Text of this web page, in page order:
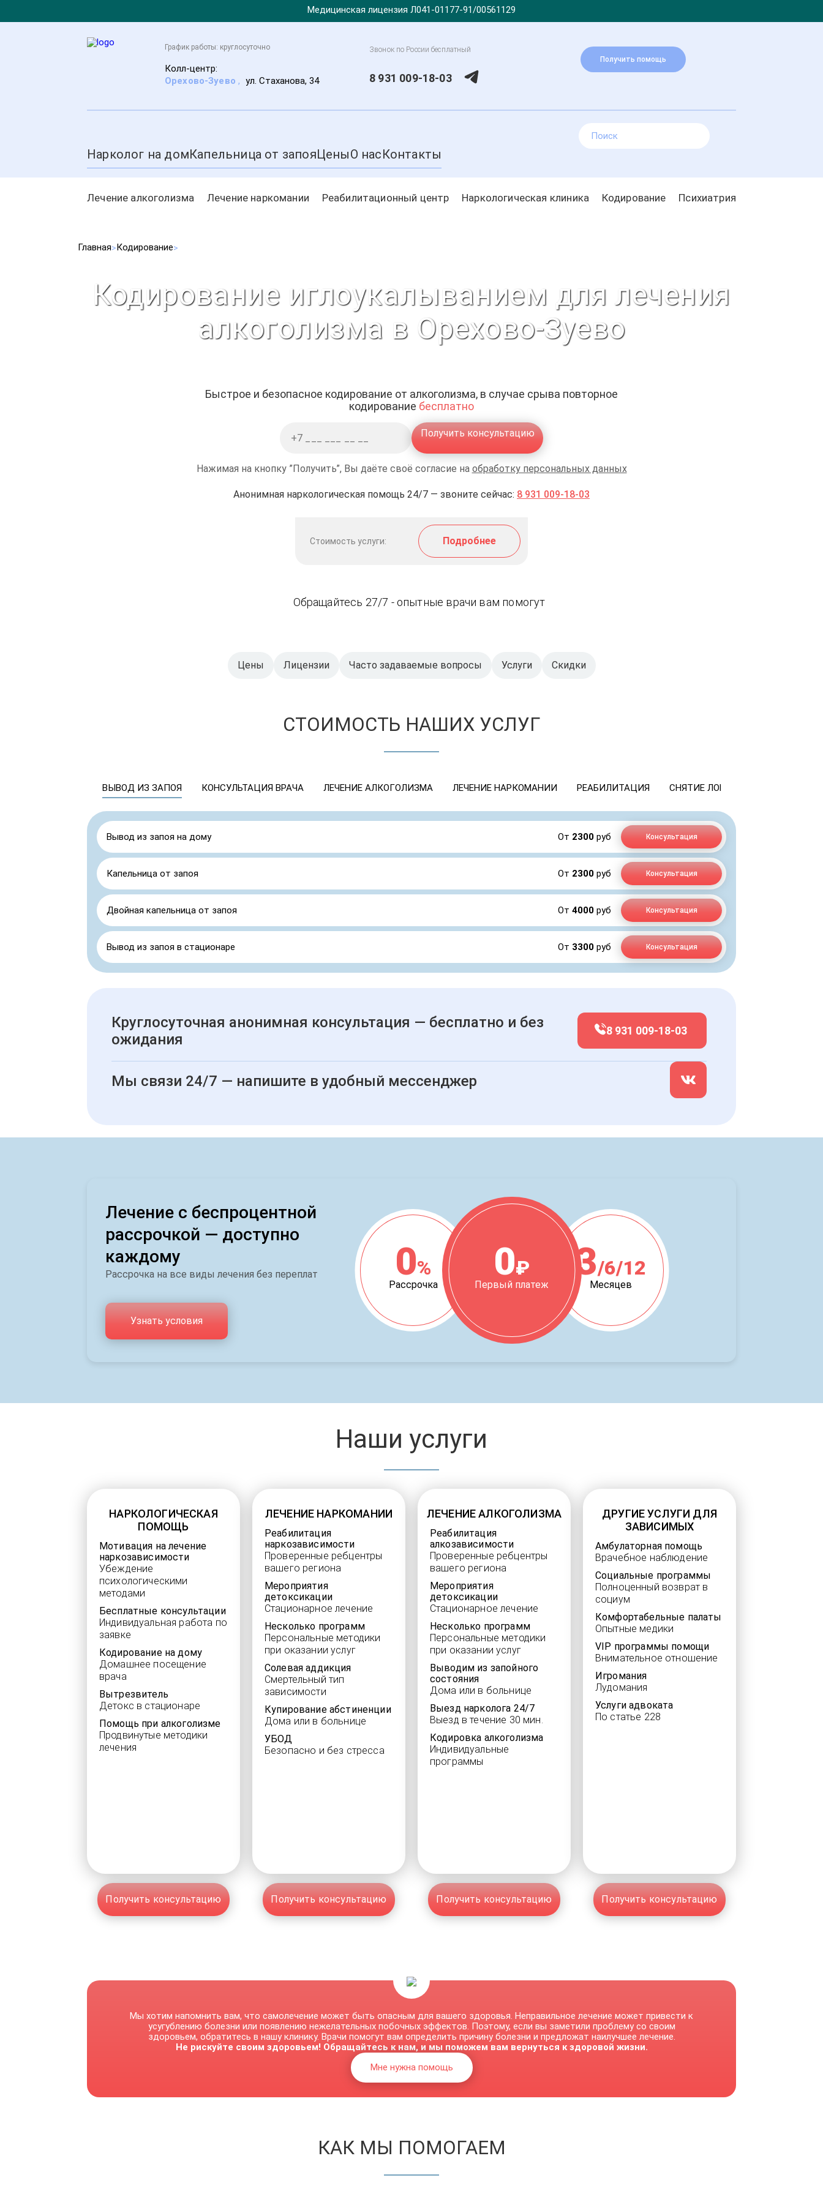
Медицинская лицензия Л041-01177-91/00561129
График работы: круглосуточно
Колл-центр:
Орехово-Зуево, ул. Стаханова, 34
Получить помощь
Звонок по России бесплатный
8 931 009-18-03
Нарколог на домКапельница от запояЦеныО насКонтакты
Лечение алкоголизма Лечение наркомании Реабилитационный центр Наркологическая клиника Кодирование Психиатрия
Главная Кодирование
Кодирование иглоукалыванием для лечения
алкоголизма в Орехово-Зуево
Быстрое и безопасное кодирование от алкоголизма, в случае срыва повторное
кодирование бесплатно
Получить консультацию
Нажимая на кнопку ”Получить”, Вы даёте своё согласие на обработку персональных данных
Анонимная наркологическая помощь 24/7 — звоните сейчас: 8 931 009-18-03
Стоимость услуги: Подробнее
Обращайтесь 27/7 - опытные врачи вам помогут
Цены Лицензии Часто задаваемые вопросы Услуги Скидки
СТОИМОСТЬ НАШИХ УСЛУГ
ВЫВОД ИЗ ЗАПОЯ КОНСУЛЬТАЦИЯ ВРАЧА ЛЕЧЕНИЕ АЛКОГОЛИЗМА ЛЕЧЕНИЕ НАРКОМАНИИ РЕАБИЛИТАЦИЯ СНЯТИЕ ЛОМКИ
Вывод из запоя на дому От 2300 руб Консультация
Капельница от запоя От 2300 руб Консультация
Двойная капельница от запоя От 4000 руб Консультация
Вывод из запоя в стационаре От 3300 руб Консультация
Круглосуточная анонимная консультация — бесплатно и без
ожидания
8 931 009-18-03
Мы связи 24/7 — напишите в удобный мессенджер
Лечение с беспроцентной
рассрочкой — доступно
каждому
Рассрочка на все виды лечения без переплат 0%
Рассрочка
0₽
Первый платеж
3/6/12
Месяцев
Узнать условия
Наши услуги
НАРКОЛОГИЧЕСКАЯ
ПОМОЩЬ
Мотивация на лечение
наркозависимости
Убеждение
психологическими
методами
Бесплатные консультации
Индивидуальная работа по
заявке
Кодирование на дому
Домашнее посещение
врача
Вытрезвитель
Детокс в стационаре
Помощь при алкоголизме
Продвинутые методики
лечения
Получить консультацию
ЛЕЧЕНИЕ НАРКОМАНИИ
Реабилитация
наркозависимости
Проверенные ребцентры
вашего региона
Мероприятия
детоксикации
Стационарное лечение
Несколько программ
Персональные методики
при оказании услуг
Солевая аддикция
Смертельный тип
зависимости
Купирование абстиненции
Дома или в больнице
УБОД
Безопасно и без стресса
Получить консультацию
ЛЕЧЕНИЕ АЛКОГОЛИЗМА
Реабилитация
алкозависимости
Проверенные ребцентры
вашего региона
Мероприятия
детоксикации
Стационарное лечение
Несколько программ
Персональные методики
при оказании услуг
Выводим из запойного
состояния
Дома или в больнице
Выезд нарколога 24/7
Выезд в течение 30 мин.
Кодировка алкоголизма
Индивидуальные
программы
Получить консультацию
ДРУГИЕ УСЛУГИ ДЛЯ
ЗАВИСИМЫХ
Амбулаторная помощь
Врачебное наблюдение
Социальные программы
Полноценный возврат в
социум
Комфортабельные палаты
Опытные медики
VIP программы помощи
Внимательное отношение
Игромания
Лудомания
Услуги адвоката
По статье 228
Получить консультацию
Мы хотим напомнить вам, что самолечение может быть опасным для вашего здоровья. Неправильное лечение может привести к
усугублению болезни или появлению нежелательных побочных эффектов. Поэтому, если вы заметили проблему со своим
здоровьем, обратитесь в нашу клинику. Врачи помогут вам определить причину болезни и предложат наилучшее лечение.
Не рискуйте своим здоровьем! Обращайтесь к нам, и мы поможем вам вернуться к здоровой жизни.
Мне нужна помощь
КАК МЫ ПОМОГАЕМ